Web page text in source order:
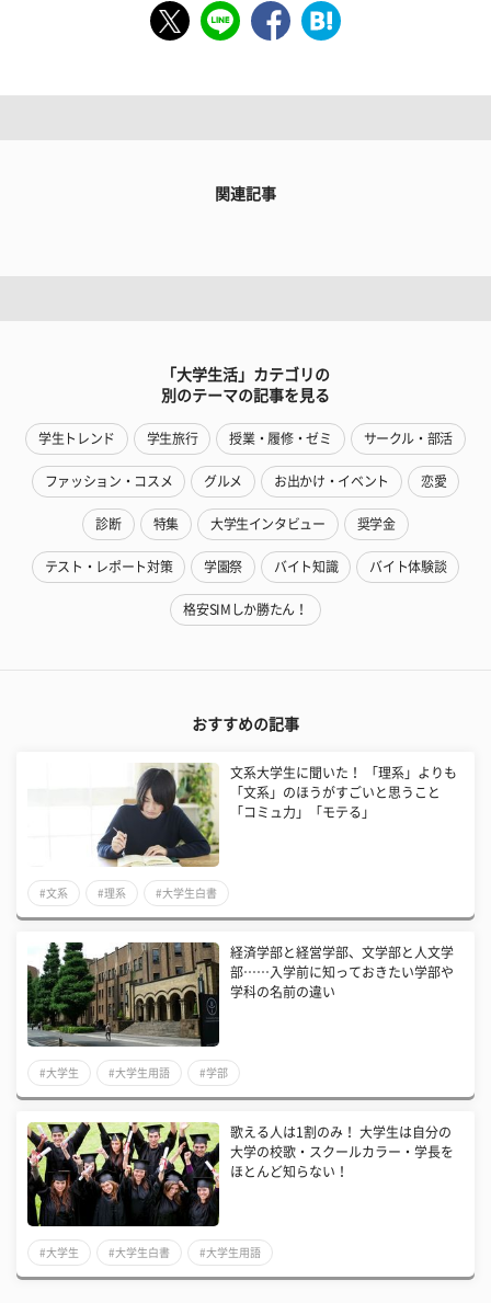
関連記事
「大学生活」カテゴリの
別のテーマの記事を見る
学生トレンド 学生旅行 授業・履修・ゼミ サークル・部活
ファッション・コスメ グルメ お出かけ・イベント 恋愛
診断 特集 大学生インタビュー 奨学金
テスト・レポート対策 学園祭 バイト知識 バイト体験談
格安SIMしか勝たん！
おすすめの記事
文系大学生に聞いた！ 「理系」よりも
「文系」のほうがすごいと思うこと
「コミュ力」「モテる」
#文系 #理系 #大学生白書
経済学部と経営学部、文学部と人文学
部……入学前に知っておきたい学部や
学科の名前の違い
#大学生 #大学生用語 #学部
歌える人は1割のみ！ 大学生は自分の
大学の校歌・スクールカラー・学長を
ほとんど知らない！
#大学生 #大学生白書 #大学生用語